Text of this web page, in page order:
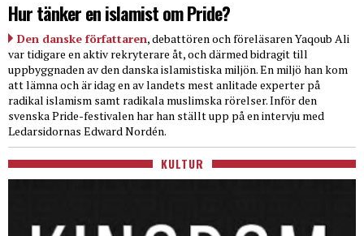
Hur tänker en islamist om Pride?
Den danske författaren, debattören och föreläsaren Yaqoub Ali
var tidigare en aktiv rekryterare åt, och därmed bidragit till
uppbyggnaden av den danska islamistiska miljön. En miljö han kom
att lämna och är idag en av landets mest anlitade experter på
radikal islamism samt radikala muslimska rörelser. Inför den
svenska Pride-festivalen har han ställt upp på en intervju med
Ledarsidornas Edward Nordén.
KULTUR